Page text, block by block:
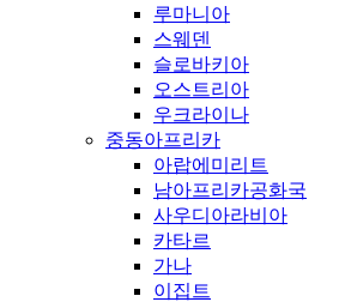
루마니아
스웨덴
슬로바키아
오스트리아
우크라이나
중동아프리카
아랍에미리트
남아프리카공화국
사우디아라비아
카타르
가나
이집트